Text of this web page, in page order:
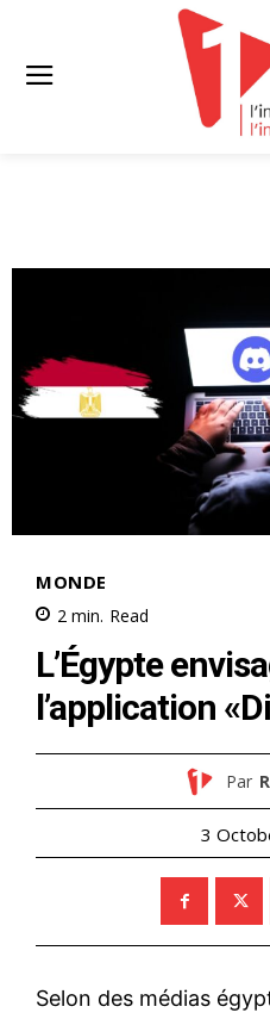
MONDE
2 min. Read
L’Égypte
l’application
Par
3
Selon des médias